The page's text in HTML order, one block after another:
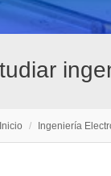
Inicio / Ingeniería